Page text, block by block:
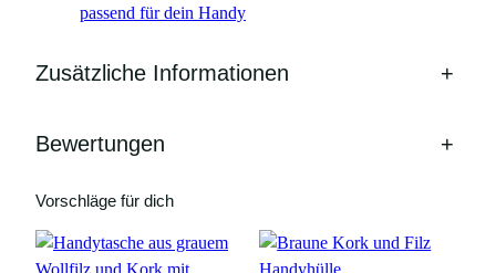
passend für dein Handy
Zusätzliche Informationen +
Bewertungen +
Vorschläge für dich